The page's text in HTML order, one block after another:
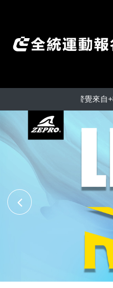
提醒：請提高警覺來自+886的